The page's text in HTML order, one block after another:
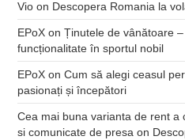
Vio on Descopera Romania la
EPoX onȚinutele de vânătoare
funcționalitate în sportul nobil
EPoX onCum să alegi ceasul
pasionați și începători
Cea mai buna varianta de rent
si comunicate de presa on